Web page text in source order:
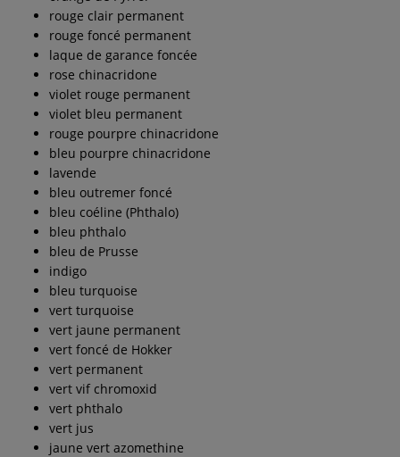
rouge clair permanent
rouge foncé permanent
laque de garance foncée
rose chinacridone
violet rouge permanent
violet bleu permanent
rouge pourpre chinacridone
bleu pourpre chinacridone
lavende
bleu outremer foncé
bleu coéline (Phthalo)
bleu phthalo
bleu de Prusse
indigo
bleu turquoise
vert turquoise
vert jaune permanent
vert foncé de Hokker
vert permanent
vert vif chromoxid
vert phthalo
vert jus
jaune vert azomethine